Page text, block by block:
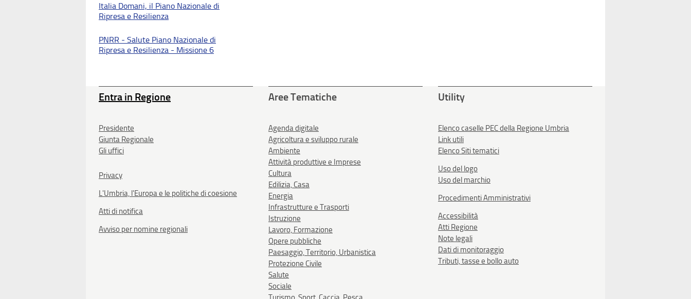
Italia Domani, il Piano Nazionale di
Ripresa e Resilienza
PNRR - Salute Piano Nazionale di
Ripresa e Resilienza - Missione 6
Entra in Regione
Presidente
Giunta Regionale
Gli uffici
Privacy
L'Umbria, l'Europa e le politiche di coesione
Atti di notifica
Avviso per nomine regionali
Aree Tematiche
Agenda digitale
Agricoltura e sviluppo rurale
Ambiente
Attività produttive e Imprese
Cultura
Edilizia, Casa
Energia
Infrastrutture e Trasporti
Istruzione
Lavoro, Formazione
Opere pubbliche
Paesaggio, Territorio, Urbanistica
Protezione Civile
Salute
Sociale
Utility
Elenco caselle PEC della Regione Umbria
Link utili
Elenco Siti tematici
Uso del logo
Uso del marchio
Procedimenti Amministrativi
Accessibilità
Atti Regione
Note legali
Dati di monitoraggio
Tributi, tasse e bollo auto